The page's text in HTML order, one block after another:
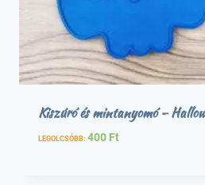
Kiszúró és mintanyomó –
LEGOLCSÓBB: 400 Ft